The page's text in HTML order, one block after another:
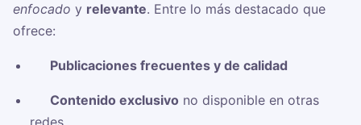
enfocado y relevante. Entre lo más destacado que
ofrece:
Publicaciones frecuentes y de calidad
Contenido exclusivo no disponible en otras